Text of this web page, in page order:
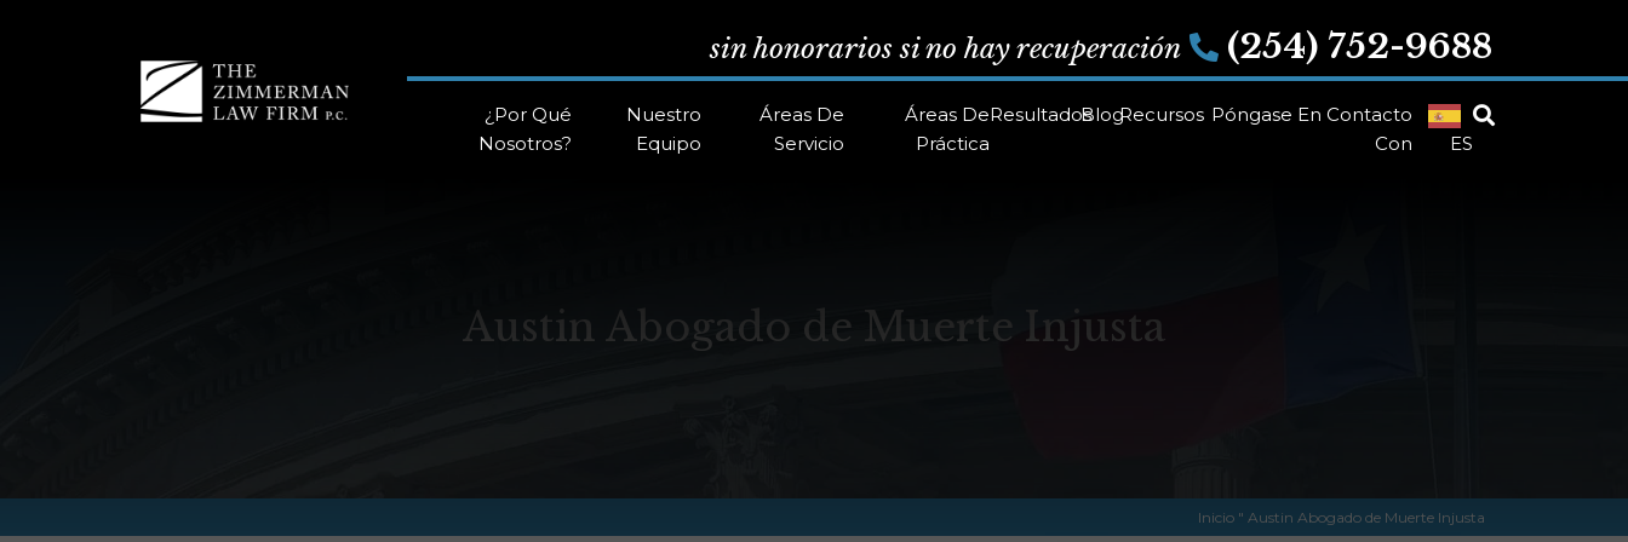
sin honorarios si no hay recuperación (254) 752-9688
¿Por Qué
Nosotros?
Nuestro
Equipo
Áreas De
Servicio
Áreas De
Práctica
ResultadosBlogRecursos Póngase En Contacto
Con
ES
Austin Abogado de Muerte Injusta
Inicio" Austin Abogado de Muerte Injusta